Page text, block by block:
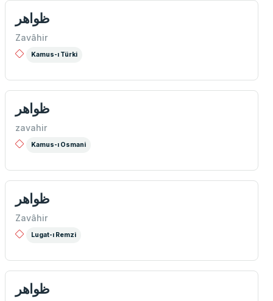
ظواهر
Zavâhir
Kamus-ı Türki
ظواهر
zavahir
Kamus-ı Osmani
ظواهر
Zavâhir
Lugat-ı Remzi
ظواهر